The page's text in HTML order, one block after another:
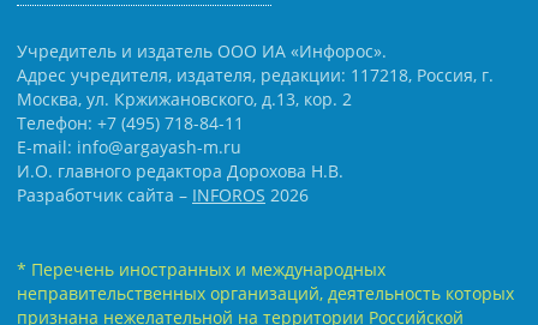
Учредитель и издатель ООО ИА «Инфорос».
Адрес учредителя, издателя, редакции: 117218, Россия, г.
Москва, ул. Кржижановского, д.13, кор. 2
Телефон: +7 (495) 718-84-11
E-mail: info@argayash-m.ru
И.О. главного редактора Дорохова Н.В.
Разработчик сайта – INFOROS 2026
* Перечень иностранных и международных
неправительственных организаций, деятельность которых
признана нежелательной на территории Российской